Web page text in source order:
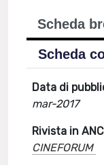
Scheda
Scheda
Data di
mar-2017
Rivista in
CINEFORUM